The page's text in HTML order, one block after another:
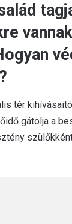
tér
gátolja a